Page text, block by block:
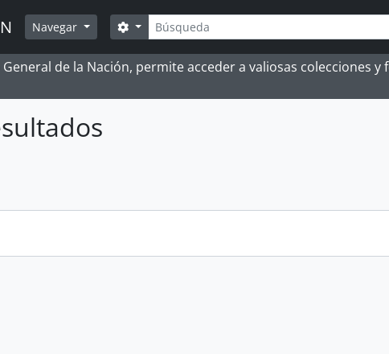
Navegar Búsqueda
Search options
de la Nación, permite acceder a valiosas colecciones